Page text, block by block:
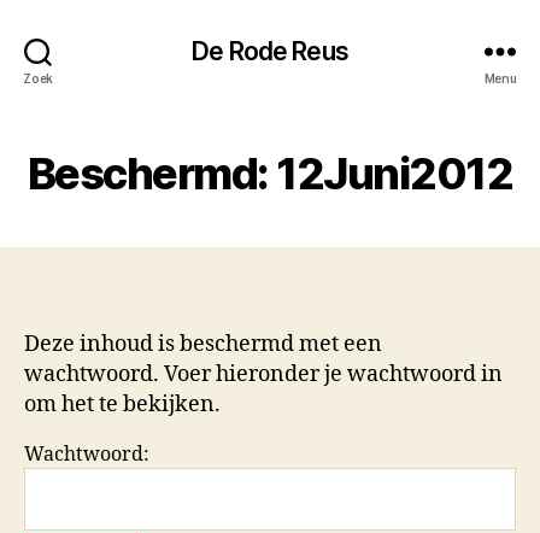
Zoek
De Rode Reus
Menu
Beschermd: 12Juni2012
Deze inhoud is beschermd met een
wachtwoord. Voer hieronder je wachtwoord in
om het te bekijken.
Wachtwoord: